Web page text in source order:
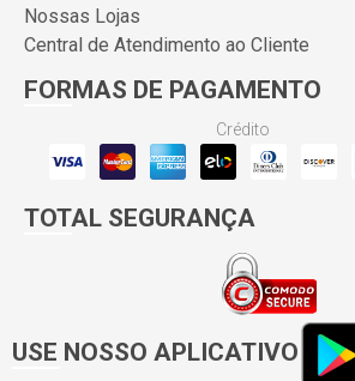
Nossas Lojas
Central de Atendimento ao Cliente
FORMAS DE PAGAMENTO
Crédito
TOTAL SEGURANÇA
USE NOSSO APLICATIVO